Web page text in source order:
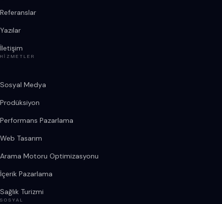
Referanslar
Yazılar
İletişim
HIZMETLER
Sosyal Medya
Prodüksiyon
Performans Pazarlama
Web Tasarım
Arama Motoru Optimizasyonu
İçerik Pazarlama
Sağlık Turizmi
SOSYAL